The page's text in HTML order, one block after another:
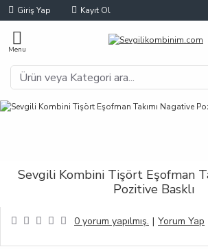
Giriş Yap Kayıt Ol
Sevgili Kombini Tişört Eşofman
Pozitive Basklı
0 yorum yapılmış. | Yorum Yap